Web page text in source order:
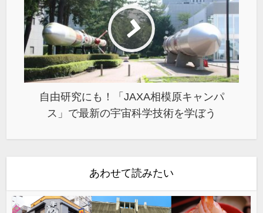
自由研究にも！「JAXA相模原キャンパ
ス」で最新の宇宙科学技術を学ぼう
あわせて読みたい